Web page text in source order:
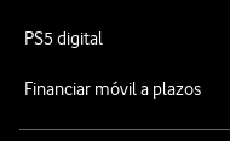
PS5 digital
Financiar móvil a plazos